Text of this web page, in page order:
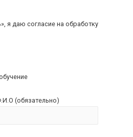
я даю согласие на обработку
(обязательно)